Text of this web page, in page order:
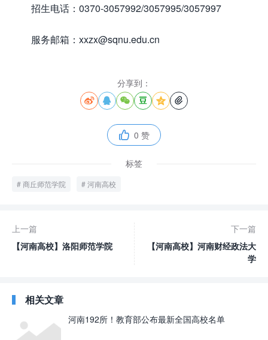
招生电话：0370-3057992/3057995/3057997
服务邮箱：xxzx@sqnu.edu.cn
分享到：
     
 0 赞
标签
商丘师范学院 河南高校
上一篇
【河南高校】洛阳师范学院
下一篇
【河南高校】河南财经政法大
学
相关文章
河南192所！教育部公布最新全国高校名单